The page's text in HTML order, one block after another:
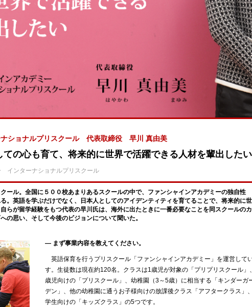
ナショナルプリスクール 代表取締役 早川 真由美
の心も育て、将来的に世界で活躍できる人材を輩出したい
インターナショナルプリスクール
ール。全国に５００校あまりあるスクールの中で、ファンシャインアカデミーの独自性
。英語を学ぶだけでなく、日本人としてのアイデンティティを育てることで、将来的に
らが留学経験をもつ代表の早川氏は、海外に出たときに一番必要なことを同スクールの
の思い、そして今後のビジョンについて聞いた。
― まず事業内容を教えてください。
英語保育を行うプリスクール「ファンシャインアカデミー」を運営して
す。生徒数は現在約120名。クラスは1歳児が対象の「プリプリスクール」
歳児向けの「プリスクール」、幼稚園（3～5歳）に相当する「キンダーガ
デン」、他の幼稚園に通うお子様向けの放課後クラス「アフタークラス」
学生向けの「キッズクラス」の5つです。